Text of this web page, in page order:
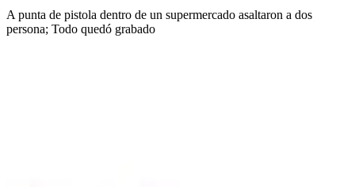
A punta de pistola dentro de un supermercado asaltaron a dos
persona; Todo quedó grabado